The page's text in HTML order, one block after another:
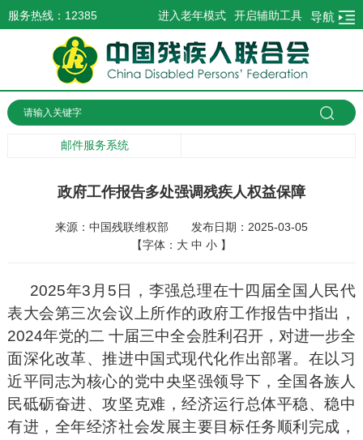
服务热线：12385 导航
开启辅助工具
进入老年模式
邮件服务系统
政府工作报告多处强调残疾人权益保障
来源：中国残联维权部
发布日期：2025-03-05
【字体： 大 中 小 】
2025年3月5日，李强总理在十四届全国人民代
表大会第三次会议上所作的政府工作报告中指出，
2024年党的二 十届三中全会胜利召开，对进一步全
面深化改革、推进中国式现代化作出部署。在以习
近平同志为核心的党中央坚强领导下，全国各族人
民砥砺奋进、攻坚克难，经济运行总体平稳、稳中
有进，全年经济社会发展主要目标任务顺利完成，